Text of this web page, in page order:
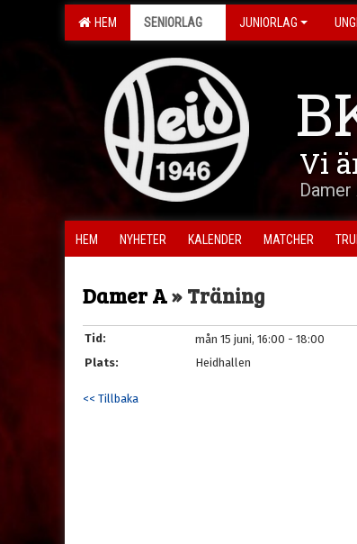
HEM SENIORLAG JUNIORLAG
Vi
HEM NYHETER KALENDER MATCHER
Damer A» Träning
Tid:
mån 15 juni, 16:00 - 18:00
Plats:
Heidhallen
<< Tillbaka